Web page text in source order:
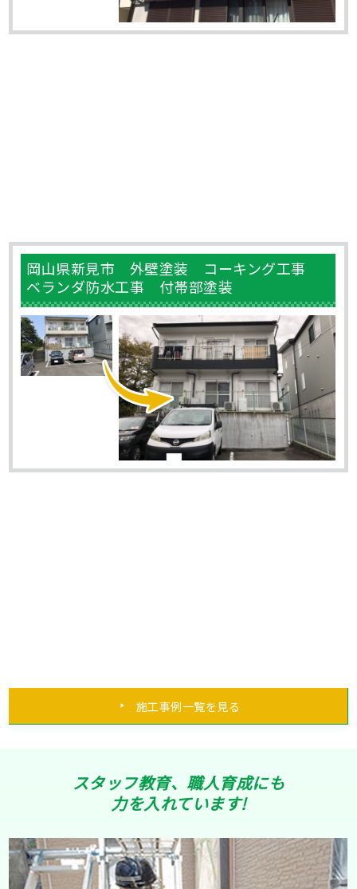
岡山県新見市 外壁塗装 コーキング工事
ベランダ防水工事 付帯部塗装
施工事例一覧を見る
スタッフ教育、職人育成にも
力を入れています!